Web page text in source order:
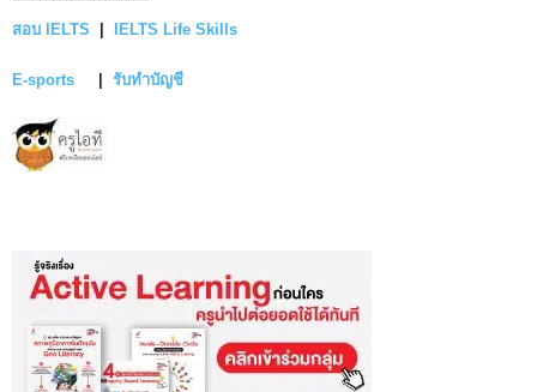
สอบ IELTS IELTS Life Skills
E-sports รับทำบัญชี